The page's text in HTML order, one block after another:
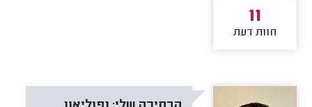
11
חוות דעת